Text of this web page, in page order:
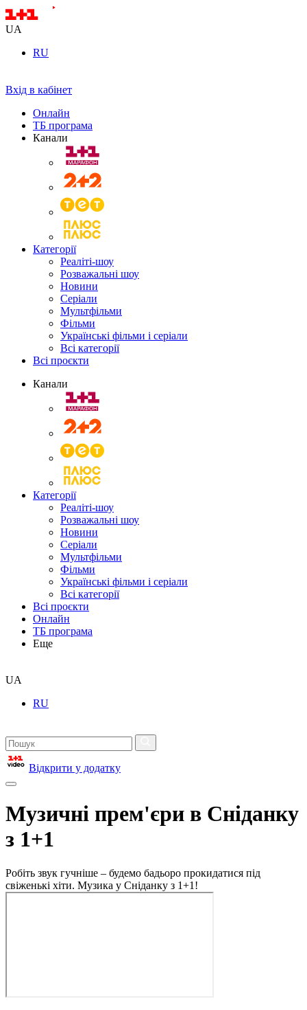
UA
RU
Вхід в кабінет
Онлайн
ТБ програма
Канали
Категорії
Реаліті-шоу
Розважальні шоу
Новини
Серіали
Мультфільми
Фільми
Українські фільми і серіали
Всі категорії
Всі проєкти
Канали
Категорії
Реаліті-шоу
Розважальні шоу
Новини
Серіали
Мультфільми
Фільми
Українські фільми і серіали
Всі категорії
Всі проєкти
Онлайн
ТБ програма
Еще
UA
RU
Відкрити у додатку
Музичні прем'єри в Сніданку
з 1+1
Робіть звук гучніше – будемо бадьоро прокидатися під
свіженькі хіти. Музика у Сніданку з 1+1!